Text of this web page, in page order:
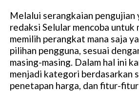
Melalui serangkaian
redaksi Selular mencoba untuk
memilih perangkat mana saja
pilihan pengguna, sesuai
masing-masing. Dalam hal ini
menjadi kategori berdasarkan
penetapan harga, dan fitur-